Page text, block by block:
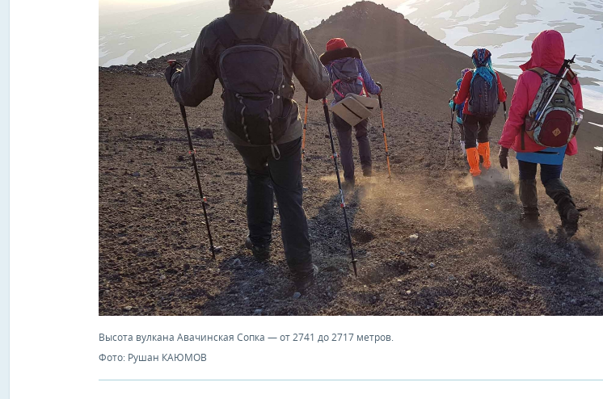
Высота вулкана Авачинская Сопка — от 2741 до 2717 метров.
Фото: Рушан КАЮМОВ